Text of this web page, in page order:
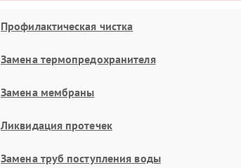
Профилактическая чистка
Замена термопредохранителя
Замена мембраны
Ликвидация протечек
Замена труб поступления воды